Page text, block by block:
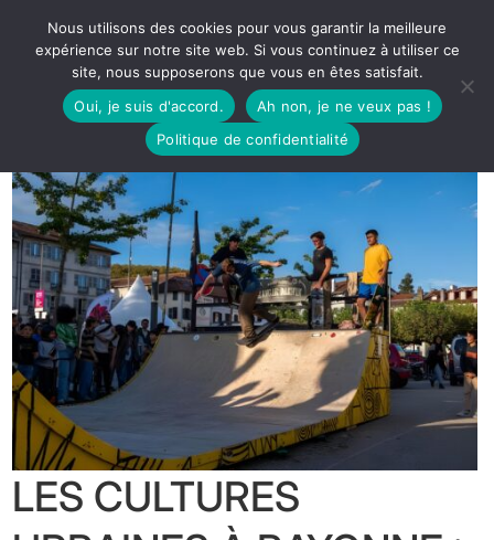
LES CULTURES
Nous utilisons des cookies pour vous garantir la meilleure
expérience sur notre site web. Si vous continuez à utiliser ce
site, nous supposerons que vous en êtes satisfait.
Oui, je suis d'accord.
Ah non, je ne veux pas !
Politique de confidentialité